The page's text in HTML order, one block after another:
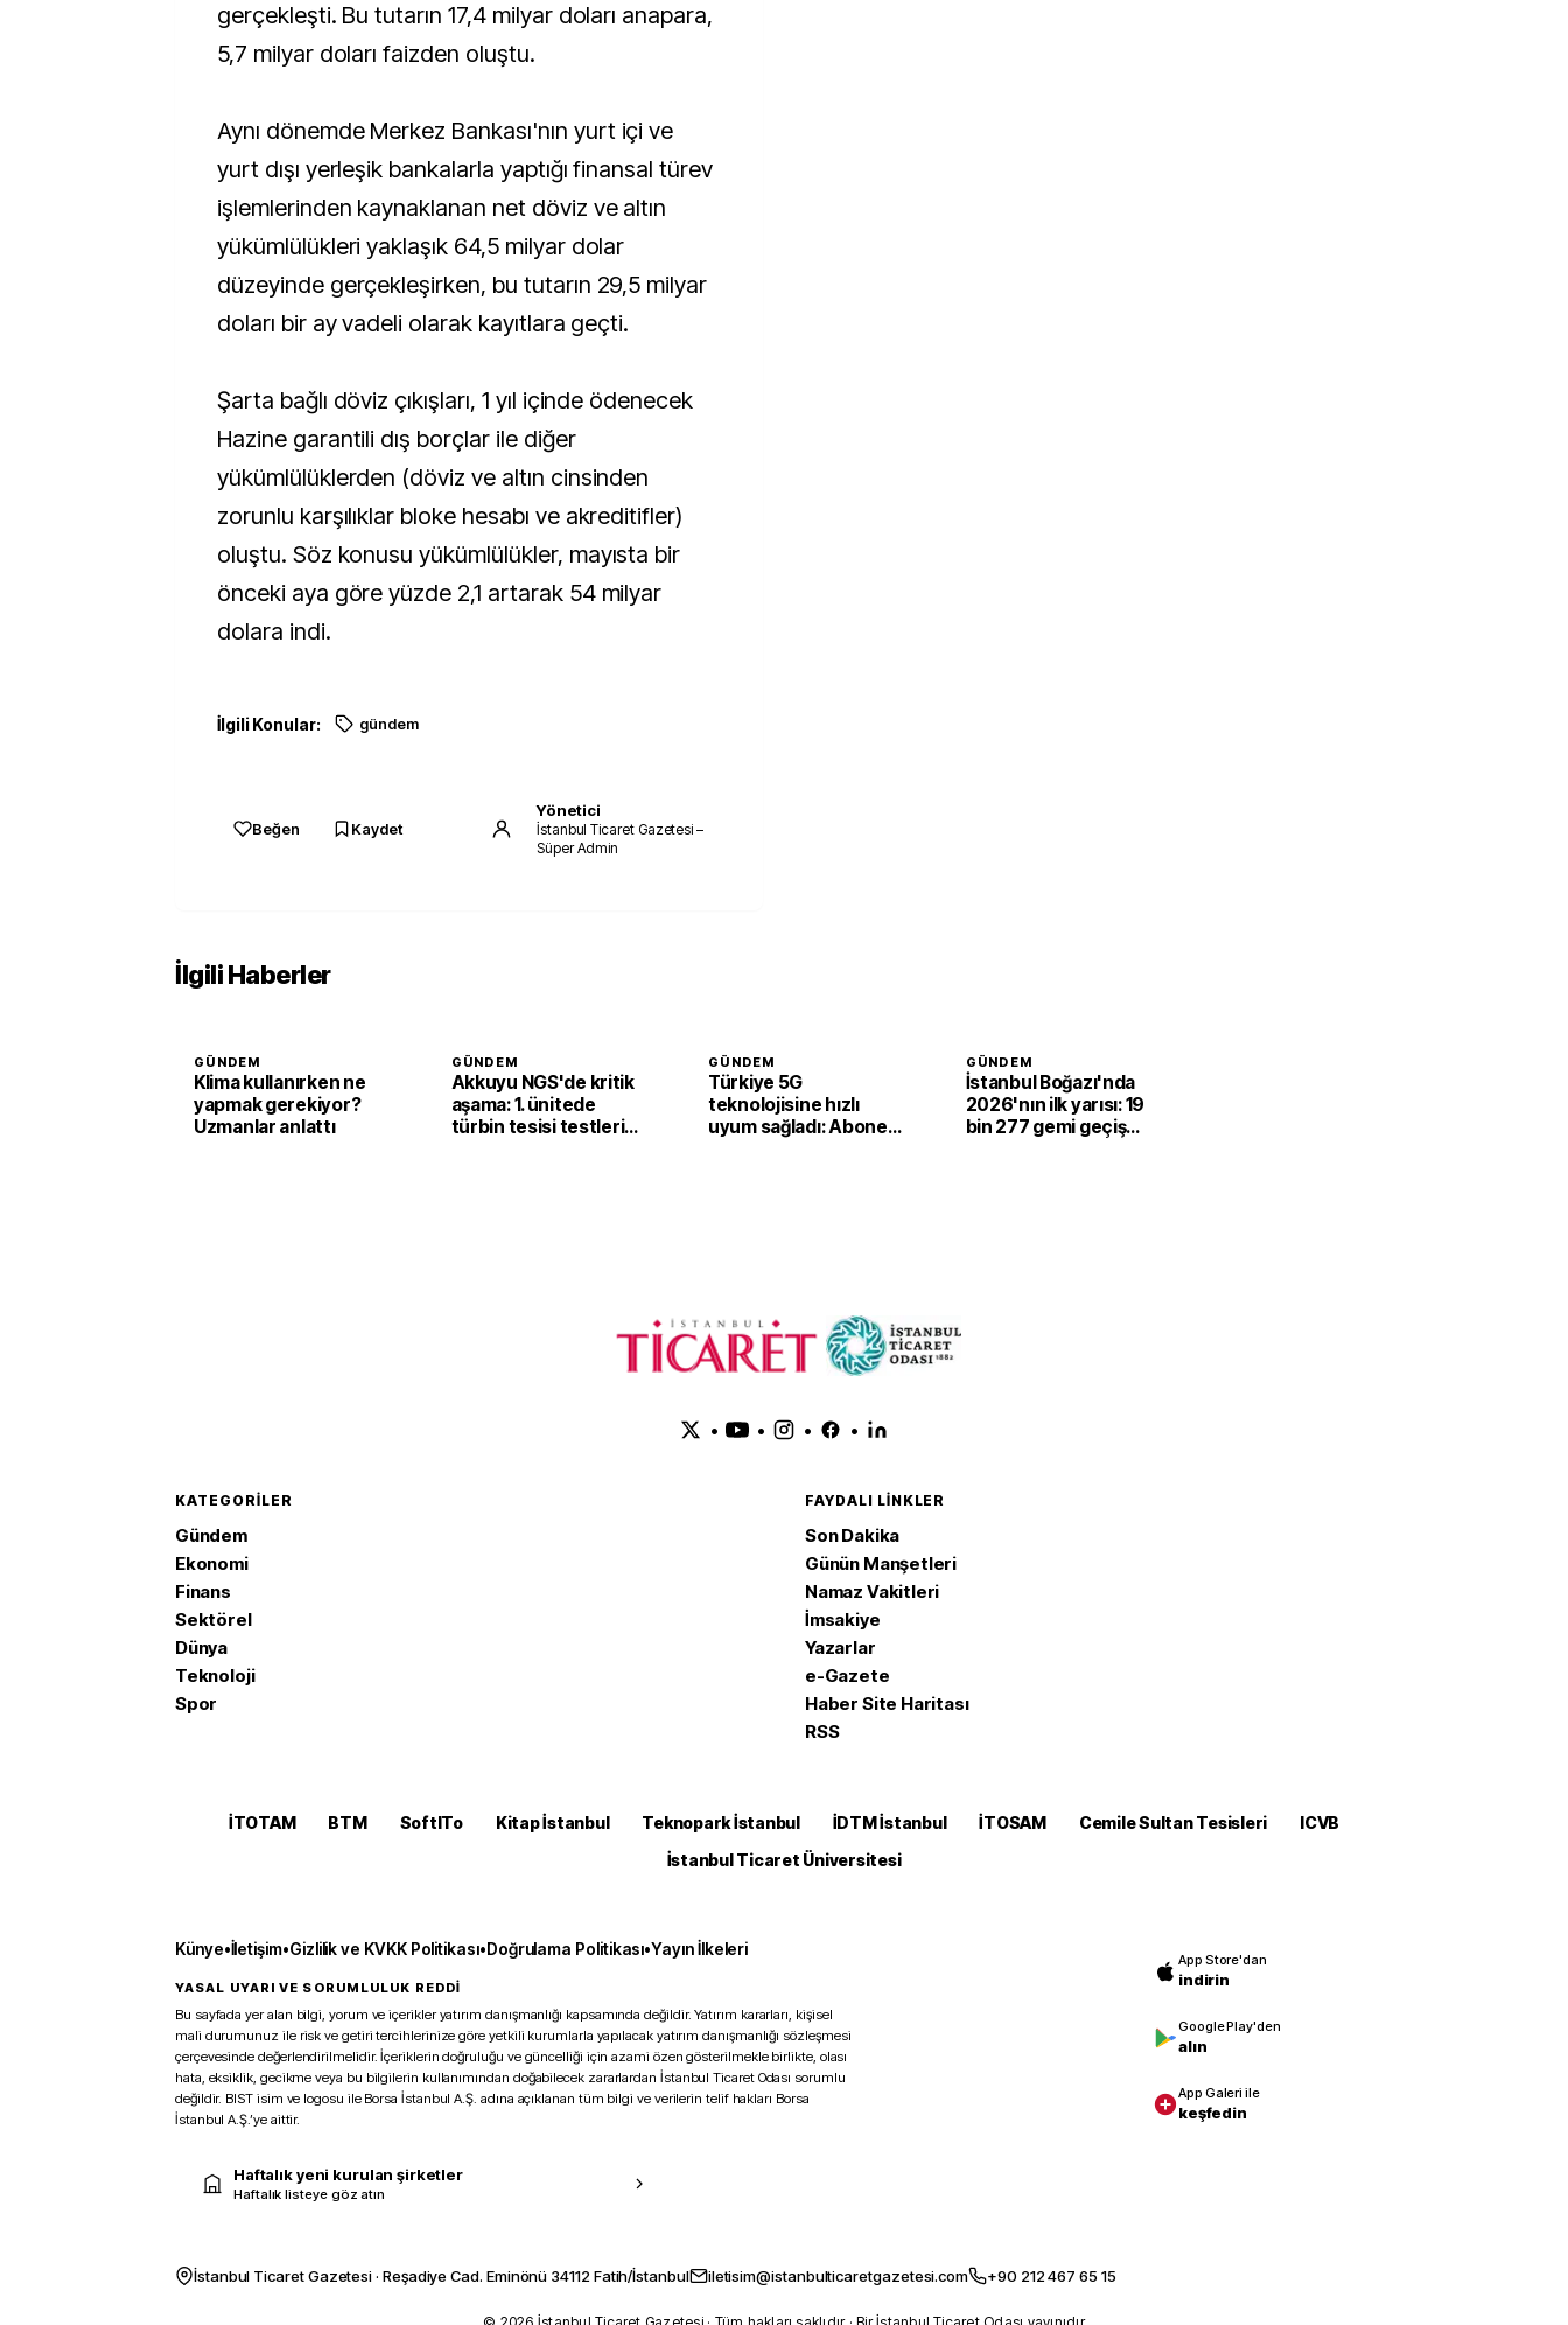
gerçekleşti. Bu tutarın 17,4 milyar doları anapara,
5,7 milyar doları faizden oluştu.
Aynı dönemde Merkez Bankası'nın yurt içi ve
yurt dışı yerleşik bankalarla yaptığı finansal türev
işlemlerinden kaynaklanan net döviz ve altın
yükümlülükleri yaklaşık 64,5 milyar dolar
düzeyinde gerçekleşirken, bu tutarın 29,5 milyar
doları bir ay vadeli olarak kayıtlara geçti.
Şarta bağlı döviz çıkışları, 1 yıl içinde ödenecek
Hazine garantili dış borçlar ile diğer
yükümlülüklerden (döviz ve altın cinsinden
zorunlu karşılıklar bloke hesabı ve akreditifler)
oluştu. Söz konusu yükümlülükler, mayısta bir
önceki aya göre yüzde 2,1 artarak 54 milyar
dolara indi.​​​​​​​​​​​​​
İlgili Konular: gündem
Beğen Kaydet
Yönetici
İstanbul Ticaret Gazetesi –
Süper Admin
İlgili Haberler
GÜNDEM
Klima kullanırken ne
yapmak gerekiyor?
Uzmanlar anlattı
GÜNDEM
Akkuyu NGS'de kritik
aşama: 1. ünitede
türbin tesisi testleri
GÜNDEM
Türkiye 5G
teknolojisine hızlı
uyum sağladı: Abone
GÜNDEM
İstanbul Boğazı'nda
2026'nın ilk yarısı: 19
bin 277 gemi geçiş
• • • •
KATEGORILER
Gündem
Ekonomi
Finans
Sektörel
Dünya
Teknoloji
Spor
FAYDALI LINKLER
Son Dakika
Günün Manşetleri
Namaz Vakitleri
İmsakiye
Yazarlar
e-Gazete
Haber Site Haritası
RSS
İTOTAM BTM SoftITo Kitap İstanbul Teknopark İstanbul İDTM İstanbul İTOSAM Cemile Sultan Tesisleri
ICVB
İstanbul Ticaret Üniversitesi
Künye•İletişim•Gizlilik ve KVKK Politikası•Doğrulama Politikası•Yayın İlkeleri
YASAL UYARI VE SORUMLULUK REDDİ
Bu sayfada yer alan bilgi, yorum ve içerikler yatırım danışmanlığı kapsamında değildir. Yatırım kararları, kişisel
mali durumunuz ile risk ve getiri tercihlerinize göre yetkili kurumlarla yapılacak yatırım danışmanlığı sözleşmesi
çerçevesinde değerlendirilmelidir. İçeriklerin doğruluğu ve güncelliği için azami özen gösterilmekle birlikte, olası
hata, eksiklik, gecikme veya bu bilgilerin kullanımından doğabilecek zararlardan İstanbul Ticaret Odası sorumlu
değildir. BIST isim ve logosu ile Borsa İstanbul A.Ş. adına açıklanan tüm bilgi ve verilerin telif hakları Borsa
İstanbul A.Ş.’ye aittir.
Haftalık yeni kurulan şirketler
Haftalık listeye göz atın
App Store'dan
indirin
Google Play'den
alın
App Galeri ile
keşfedin
İstanbul Ticaret Gazetesi · Reşadiye Cad. Eminönü 34112 Fatih/İstanbul iletisim@istanbulticaretgazetesi.com +90 212 467 65 15